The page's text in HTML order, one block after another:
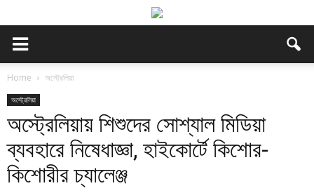
Home অস্ট্রেলিয়া
অস্ট্রেলিয়া
অস্ট্রেলিয়ায় শিশুদের সোশ্যাল মিডিয়া
ব্যবহারে নিষেধাজ্ঞা, হাইকোর্টে কিশোর-
কিশোরীর চ্যালেঞ্জ